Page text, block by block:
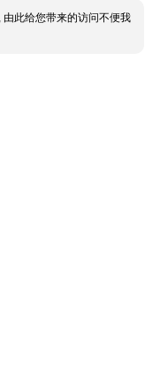
此给您带来的访问不便我